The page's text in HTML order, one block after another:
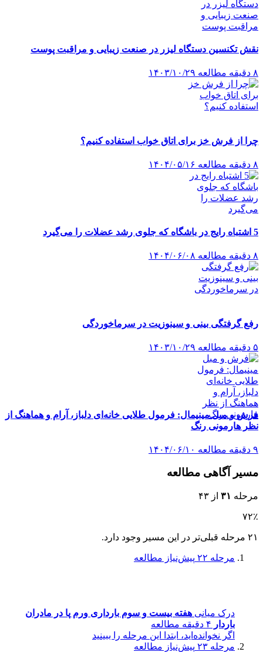
نقش تکنسین دستگاه لیزر در صنعت زیبایی و مراقبت پوست
۸ دقیقه مطالعه ۱۴۰۳/۱۰/۲۹
چرا از فرش خز برای اتاق خواب استفاده کنیم؟
۸ دقیقه مطالعه ۱۴۰۴/۰۵/۱۶
5 اشتباه رایج در باشگاه که جلوی رشد عضلات را می‌گیرد
۸ دقیقه مطالعه ۱۴۰۴/۰۶/۰۸
رفع گرفتگی بینی و سینوزیت در سرماخوردگی
۵ دقیقه مطالعه ۱۴۰۳/۱۰/۲۹
فرش و مبل مینیمال: فرمول طلایی خانه‌ای دلباز، آرام و هماهنگ از
نظر هارمونی رنگ
۹ دقیقه مطالعه ۱۴۰۴/۰۶/۱۰
مسیر آگاهی مطالعه
مرحله ۳۱ از ۴۳
۷۲٪
۲۱ مرحله قبلی‌تر در این مسیر وجود دارد.
مرحله ۲۲ پیش‌نیاز مطالعه
درک میانی هفته بیست و سوم بارداری ورم پا در مادران
باردار ۴ دقیقه مطالعه
اگر نخوانده‌اید، ابتدا این مرحله را ببینید
مرحله ۲۳
پیش‌نیاز مطالعه